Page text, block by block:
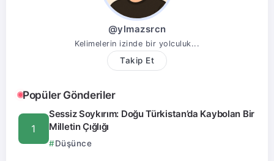
@ylmazsrcn
Kelimelerin izinde bir yolculuk...
Takip Et
Popüler Gönderiler
Sessiz Soykırım: Doğu Türkistan’da Kaybolan Bir
Milletin Çığlığı
Düşünce